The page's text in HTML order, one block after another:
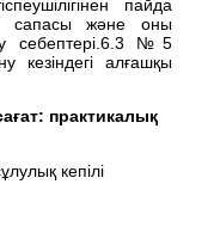
пайда
сапасы және оны
себептері.6.3 №5
кезіндегі алғашқы
практикалық
кепілі